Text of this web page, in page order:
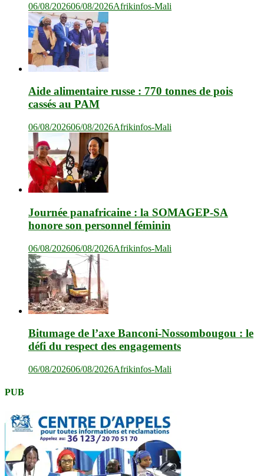
06/08/202606/08/2026Afrikinfos-Mali
Aide alimentaire russe : 770 tonnes de pois
cassés au PAM
06/08/202606/08/2026Afrikinfos-Mali
Journée panafricaine : la SOMAGEP-SA
honore son personnel féminin
06/08/202606/08/2026Afrikinfos-Mali
Bitumage de l’axe Banconi-Nossombougou : le
défi du respect des engagements
06/08/202606/08/2026Afrikinfos-Mali
PUB